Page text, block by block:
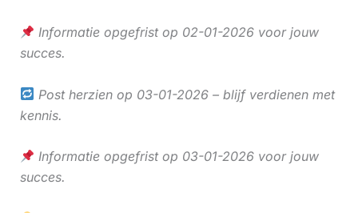
Informatie opgefrist op 02-01-2026 voor jouw
succes.
Post herzien op 03-01-2026 – blijf verdienen met
kennis.
Informatie opgefrist op 03-01-2026 voor jouw
succes.